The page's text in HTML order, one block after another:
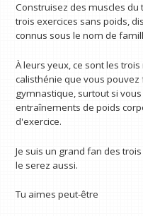
Construisez des muscles du
trois exercices sans poids,
connus sous le nom de
À leurs yeux, ce sont les
calisthénie que vous
gymnastique, surtout si
entraînements de poids
d'exercice.
Je suis un grand fan des
le serez aussi.
Tu aimes peut-être